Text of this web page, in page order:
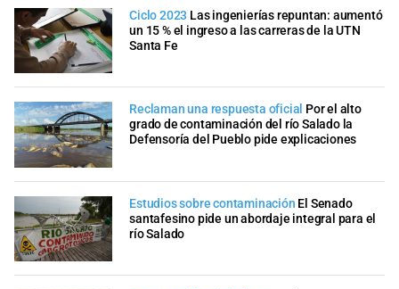
Ciclo 2023 Las ingenierías repuntan: aumentó
un 15 % el ingreso a las carreras de la UTN
Santa Fe
Reclaman una respuesta oficial Por el alto
grado de contaminación del río Salado la
Defensoría del Pueblo pide explicaciones
Estudios sobre contaminación El Senado
santafesino pide un abordaje integral para el
río Salado